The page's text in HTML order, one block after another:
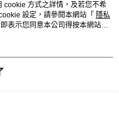
cookie 方式之詳情，及若您不希
設定，請參閱本網站「 隱私
表示您同意本公司得按本網站使